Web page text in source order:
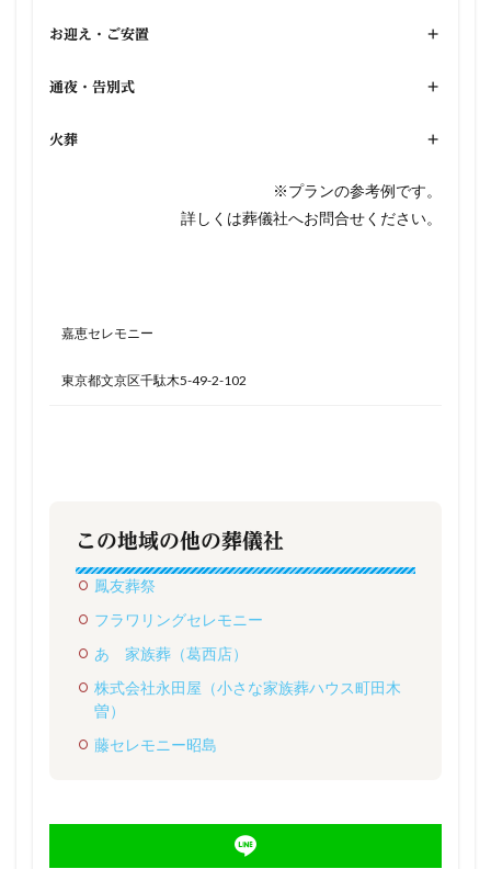
お迎え・ご安置 +
通夜・告別式 +
火葬 +
※プランの参考例です。
詳しくは葬儀社へお問合せください。
嘉恵セレモニー
東京都文京区千駄木5-49-2-102
この地域の他の葬儀社
鳳友葬祭
フラワリングセレモニー
あゝ家族葬（葛西店）
株式会社永田屋（小さな家族葬ハウス町田木
曽）
藤セレモニー昭島